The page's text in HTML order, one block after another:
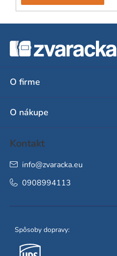
O firme
O nákupe
Kontakt
info@zvaracka.eu
0908994113
Spôsoby dopravy: